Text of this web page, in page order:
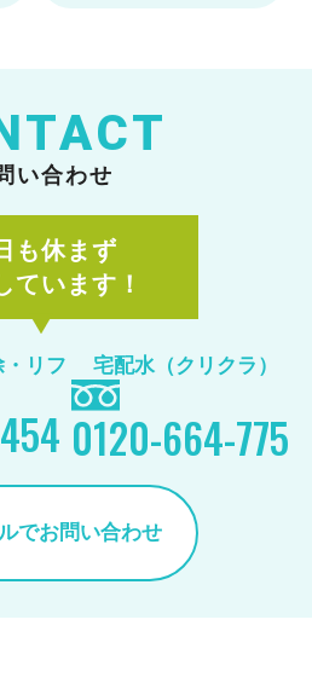
い合わせ
も休まず
ています！
・リフ
宅配水（クリクラ）
0120-664-775
でお問い合わせ